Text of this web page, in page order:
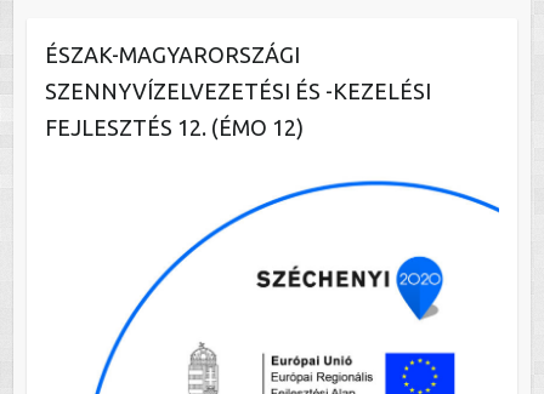
ÉSZAK-MAGYARORSZÁGI
SZENNYVÍZELVEZETÉSI ÉS -KEZELÉSI
FEJLESZTÉS 12. (ÉMO 12)